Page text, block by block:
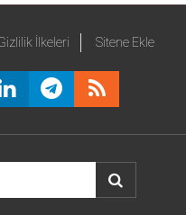
İlkeleri Sitene Ekle